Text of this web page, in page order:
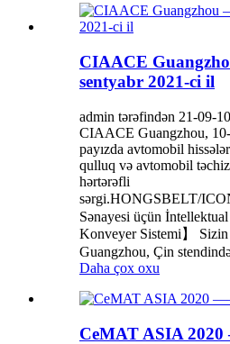
CIAACE
sentyabr 2021-ci il
admin tərəfindən 21-09-10
CIAACE Guangzhou,
payızda avtomobil
qulluq və avtomobil
hərtərəfli
sərgi.HONGSBELT/
Sənayesi üçün
Konveyer Sistemi】
Guangzhou, Çin
Daha çox oxu
CeMAT ASIA